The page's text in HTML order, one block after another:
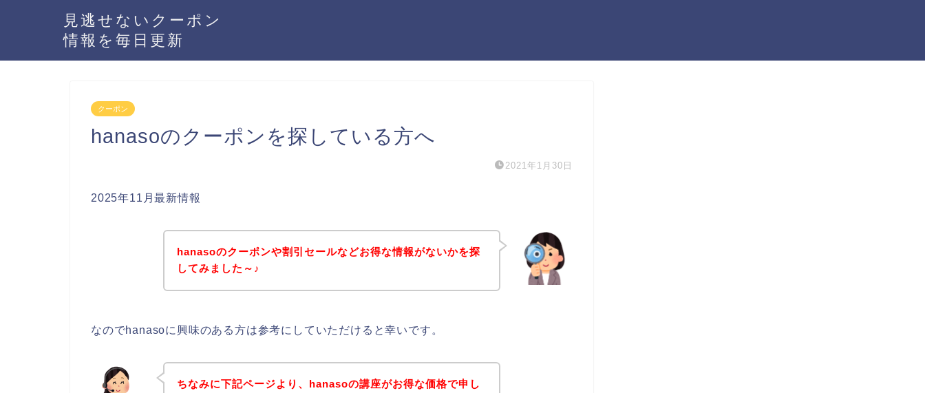
見逃せないクーポン
情報を毎日更新
クーポン
hanasoのクーポンを探している方へ
2021年1月30日
2025年11月最新情報
hanasoのクーポンや割引セールなどお得な情報がないかを探
してみました～♪
なのでhanasoに興味のある方は参考にしていただけると幸いです。
ちなみに下記ページより、hanasoの講座がお得な価格で申し